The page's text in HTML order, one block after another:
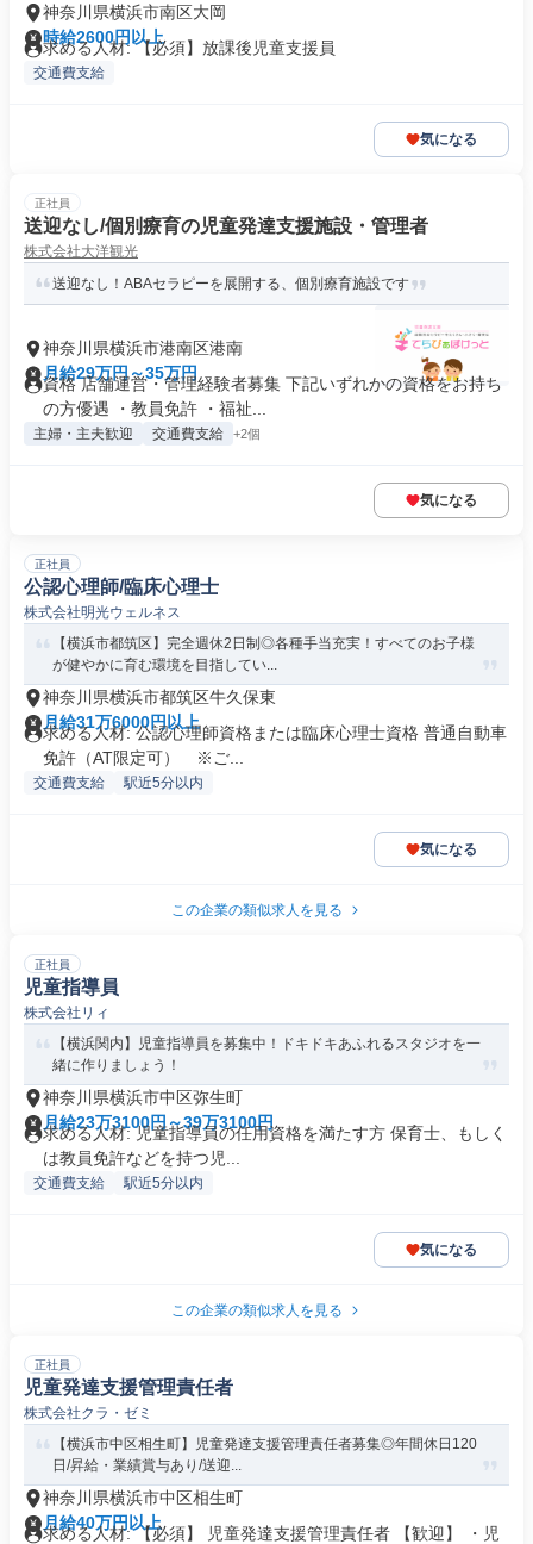
神奈川県横浜市南区大岡
時給2600円以上
求める人材: 【必須】放課後児童支援員
交通費支給
気になる
正社員
送迎なし/個別療育の児童発達支援施設・管理者
株式会社大洋観光
送迎なし！ABAセラピーを展開する、個別療育施設です
神奈川県横浜市港南区港南
月給29万円～35万円
資格 店舗運営・管理経験者募集 下記いずれかの資格をお持ち
の方優遇 ・教員免許 ・福祉...
主婦・主夫歓迎 交通費支給 +2個
気になる
正社員
公認心理師/臨床心理士
株式会社明光ウェルネス
【横浜市都筑区】完全週休2日制◎各種手当充実！すべてのお子様
が健やかに育む環境を目指してい...
神奈川県横浜市都筑区牛久保東
月給31万6000円以上
求める人材: 公認心理師資格または臨床心理士資格 普通自動車
免許（AT限定可） ※ご...
交通費支給 駅近5分以内
気になる
この企業の類似求人を見る
正社員
児童指導員
株式会社リィ
【横浜関内】児童指導員を募集中！ドキドキあふれるスタジオを一
緒に作りましょう！
神奈川県横浜市中区弥生町
月給23万3100円～39万3100円
求める人材: 児童指導員の任用資格を満たす方 保育士、もしく
は教員免許などを持つ児...
交通費支給 駅近5分以内
気になる
この企業の類似求人を見る
正社員
児童発達支援管理責任者
株式会社クラ・ゼミ
【横浜市中区相生町】児童発達支援管理責任者募集◎年間休日120
日/昇給・業績賞与あり/送迎...
神奈川県横浜市中区相生町
月給40万円以上
求める人材: 【必須】 児童発達支援管理責任者 【歓迎】 ・児